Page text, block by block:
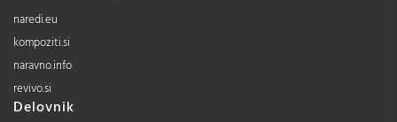
naredi.eu
kompoziti.si
naravno.info
revivo.si
Delovnik